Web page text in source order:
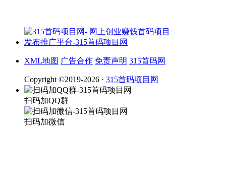
XML地图 广告合作 免责声明 315首码网
Copyright ©2019-2026 · 315首码项目网
扫码加QQ群
扫码加微信